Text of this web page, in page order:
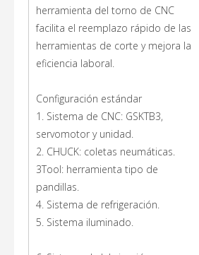
herramienta del torno de CNC
facilita el reemplazo rápido de las
herramientas de corte y mejora la
eficiencia laboral.
Configuración estándar
1. Sistema de CNC: GSKTB3,
servomotor y unidad.
2. CHUCK: coletas neumáticas.
3Tool: herramienta tipo de
pandillas.
4. Sistema de refrigeración.
5. Sistema iluminado.